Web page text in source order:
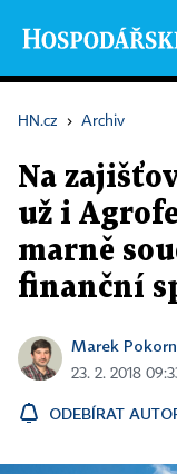
HN.cz › Archiv
Na
už i
marně
finanční
Marek
23. 2. 2018
ODEBÍRAT